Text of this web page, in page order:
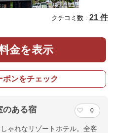
クチコミ数 : 21 件
金を表示
ポンをチェック
のある宿 0
ゃれなリゾートホテル。全客